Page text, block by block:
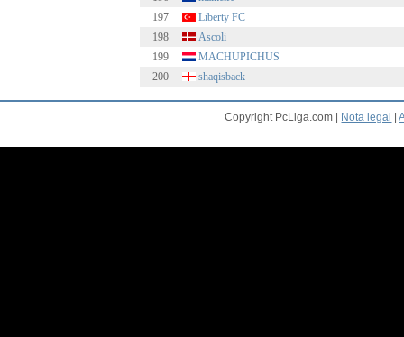
197
Liberty FC
198
Ascoli
199
MACHUPICHUS
200
shaqisback
Copyright PcLiga.com | Nota legal |